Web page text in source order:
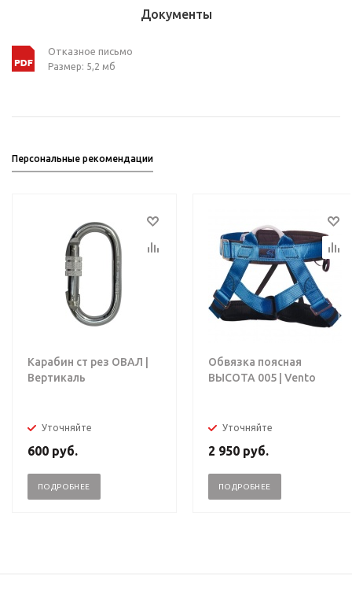
Документы
Отказное письмо
Размер: 5,2 мб
Персональные рекомендации
Карабин ст рез ОВАЛ |
Вертикаль
Уточняйте
600 руб.
ПОДРОБНЕЕ
Обвязка поясная
ВЫСОТА 005 | Vento
Уточняйте
2 950 руб.
ПОДРОБНЕЕ